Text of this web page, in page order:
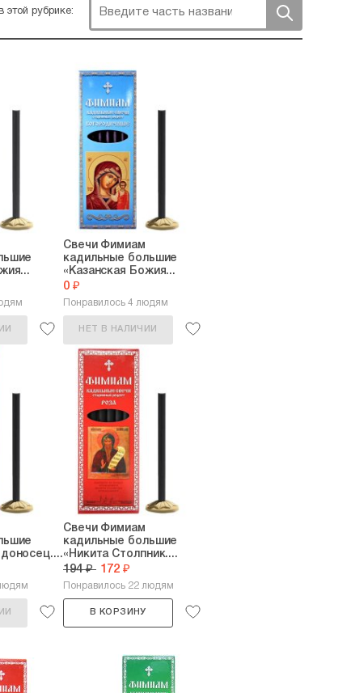
этой рубрике:
Свечи Фимиам
кадильные большие
«Казанская Божия...
0 ₽
Понравилось 4 людям
НЕТ В НАЛИЧИИ
Свечи Фимиам
кадильные большие
«Никита Столпник....
194 ₽ 172 ₽
Понравилось 22 людям
В КОРЗИНУ